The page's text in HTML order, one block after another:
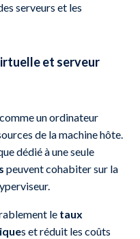
serveurs et les
et serveur
un ordinateur
de la machine hôte.
dédié à une seule
peuvent cohabiter sur la
le taux
s et réduit les coûts